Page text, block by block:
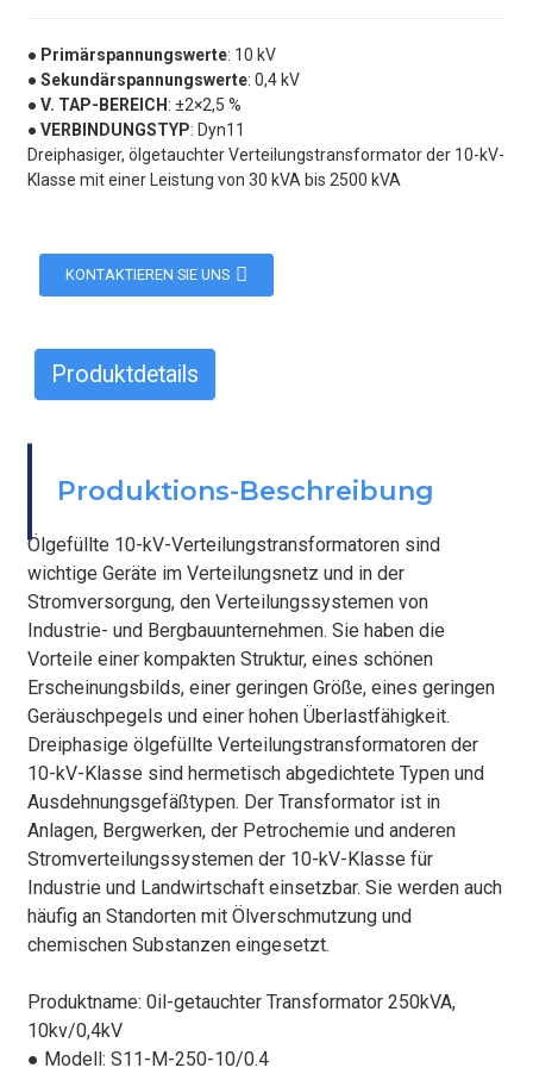
● Primärspannungswerte: 10 kV
● Sekundärspannungswerte: 0,4 kV
● V. TAP-BEREICH : ±2×2,5 %
● VERBINDUNGSTYP: Dyn11
Dreiphasiger, ölgetauchter Verteilungstransformator der 10-kV-
Klasse mit einer Leistung von 30 kVA bis 2500 kVA
KONTAKTIEREN SIE UNS
Produktdetails
Produktions-Beschreibung
Ölgefüllte 10-kV-Verteilungstransformatoren sind
wichtige Geräte im Verteilungsnetz und in der
Stromversorgung, den Verteilungssystemen von
Industrie- und Bergbauunternehmen. Sie haben die
Vorteile einer kompakten Struktur, eines schönen
Erscheinungsbilds, einer geringen Größe, eines geringen
Geräuschpegels und einer hohen Überlastfähigkeit.
Dreiphasige ölgefüllte Verteilungstransformatoren der
10-kV-Klasse sind hermetisch abgedichtete Typen und
Ausdehnungsgefäßtypen. Der Transformator ist in
Anlagen, Bergwerken, der Petrochemie und anderen
Stromverteilungssystemen der 10-kV-Klasse für
Industrie und Landwirtschaft einsetzbar. Sie werden auch
häufig an Standorten mit Ölverschmutzung und
chemischen Substanzen eingesetzt.
Produktname: 0il-getauchter Transformator 250kVA,
10kv/0,4kV
● Modell: S11-M-250-10/0.4